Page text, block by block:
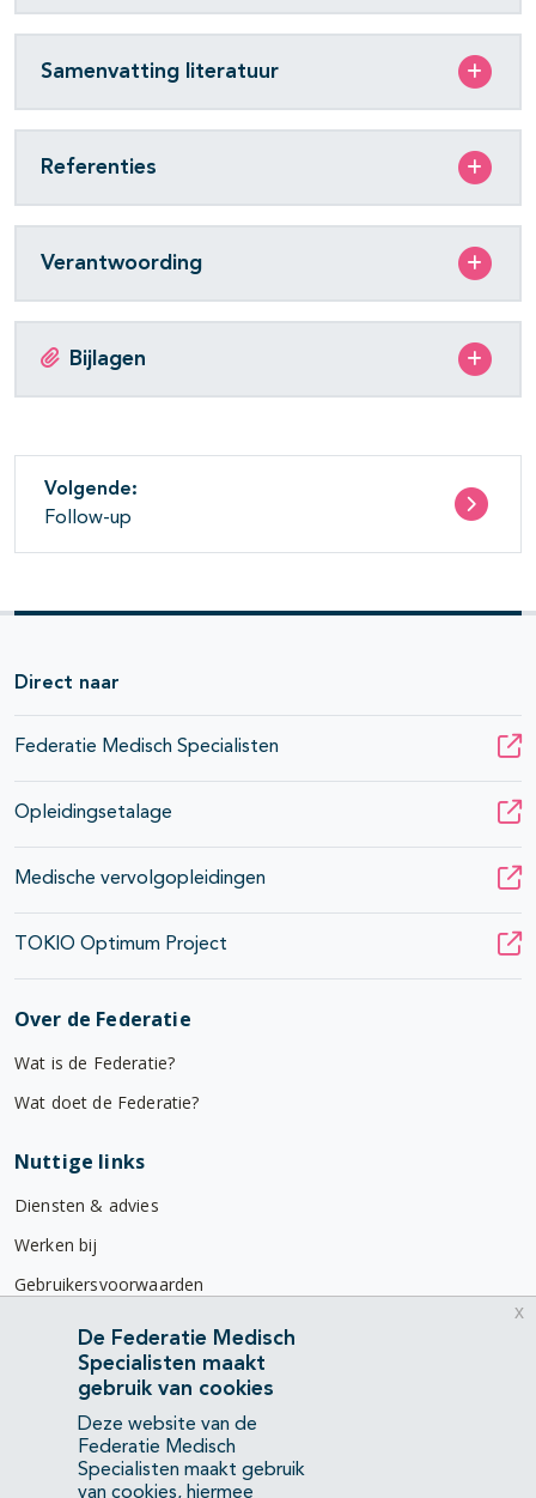
Samenvatting literatuur
Referenties
Verantwoording
Bijlagen
Volgende:
Follow-up
Direct naar
Federatie Medisch Specialisten
Opleidingsetalage
Medische vervolgopleidingen
TOKIO Optimum Project
Over de Federatie
Wat is de Federatie?
Wat doet de Federatie?
Nuttige links
Diensten & advies
Werken bij
Gebruikersvoorwaarden
Privacyverklaring
Contact
Mercatorlaan 1200
3528 BL Utrecht
De Federatie Medisch
Specialisten maakt
gebruik van cookies
Deze website van de
Federatie Medisch
Specialisten maakt gebruik
van cookies, hiermee
x